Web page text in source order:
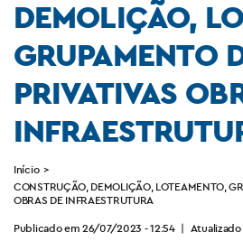
DEMOLIÇÃO,
GRUPAMENTO
PRIVATIVAS
Início >
CONSTRUÇÃO, DEMOLIÇÃO, LOTEAMENTO,
OBRAS DE INFRAESTRUTURA
Publicado em 26/07/2023 - 12:54 |